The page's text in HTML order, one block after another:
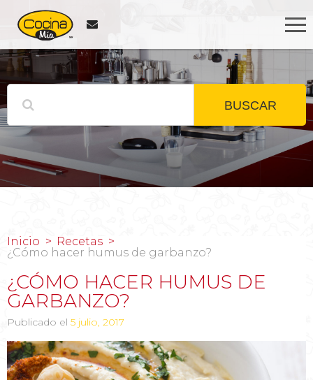
BUSCAR
Inicio
Recetas
¿Cómo hacer humus de garbanzo?
¿CÓMO HACER HUMUS DE
GARBANZO?
Publicado el 5 julio, 2017